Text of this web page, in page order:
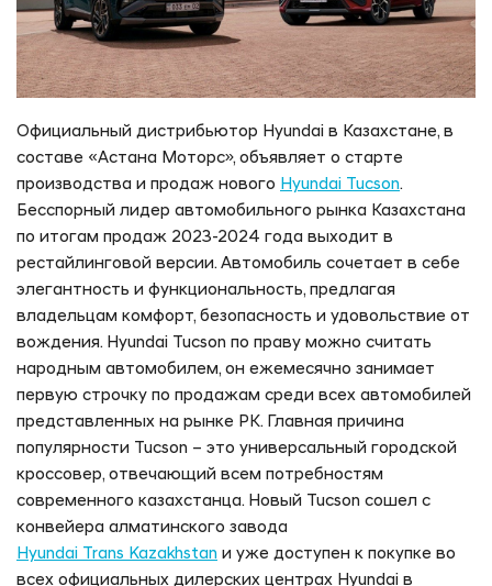
Официальный дистрибьютор Hyundai в Казахстане, в
составе «Астана Моторс», объявляет о старте
производства и продаж нового Hyundai Tucson.
Бесспорный лидер автомобильного рынка Казахстана
по итогам продаж 2023-2024 года выходит в
рестайлинговой версии. Автомобиль сочетает в себе
элегантность и функциональность, предлагая
владельцам комфорт, безопасность и удовольствие от
вождения. Hyundai Tucson по праву можно считать
народным автомобилем, он ежемесячно занимает
первую строчку по продажам среди всех автомобилей
представленных на рынке РК. Главная причина
популярности Tucson – это универсальный городской
кроссовер, отвечающий всем потребностям
современного казахстанца. Новый Tucson сошел с
конвейера алматинского завода
Hyundai Trans Kazakhstan и уже доступен к покупке во
всех официальных дилерских центрах Hyundai в